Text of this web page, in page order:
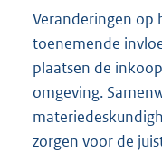
Veranderingen op
toenemende
plaatsen de
omgeving.
zorgen voor de